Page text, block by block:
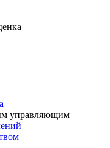
управляющим